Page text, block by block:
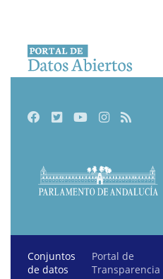
Facebook
TwitterYoutubeInstagram
RSS
(current)
Conjuntos
de datos
Portal de
Transparencia